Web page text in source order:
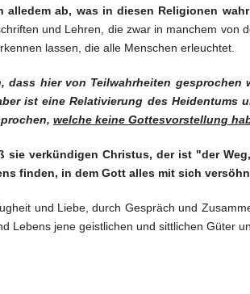
ab, was in diesen Religionen
und Lehren, die zwar in manchem von
lassen, die alle Menschen erleuchtet.
dass hier von Teilwahrheiten gesprochen
ist eine Relativierung des Heidentums
welche keine Gottesvorstellung
sie verkündigen Christus, der ist "der
finden, in dem Gott alles mit sich
und Liebe, durch Gespräch und
Lebens jene geistlichen und sittlichen Güter